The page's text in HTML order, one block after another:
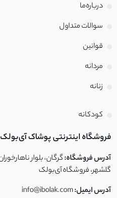
درباره‌ما
سوالات متداول
قوانین
مردانه
زنانه
کودکانه
فروشگاه اینترنتی پوشاک آی‌بولک
آدرس فروشگاه:
گلشهر، فروشگاه آی‌بولک
آدرس ایمیل:info@ibolak.com